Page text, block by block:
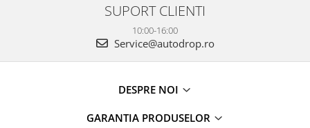
SUPORT CLIENTI
10:00-16:00
Service@autodrop.ro
DESPRE NOI
GARANTIA PRODUSELOR